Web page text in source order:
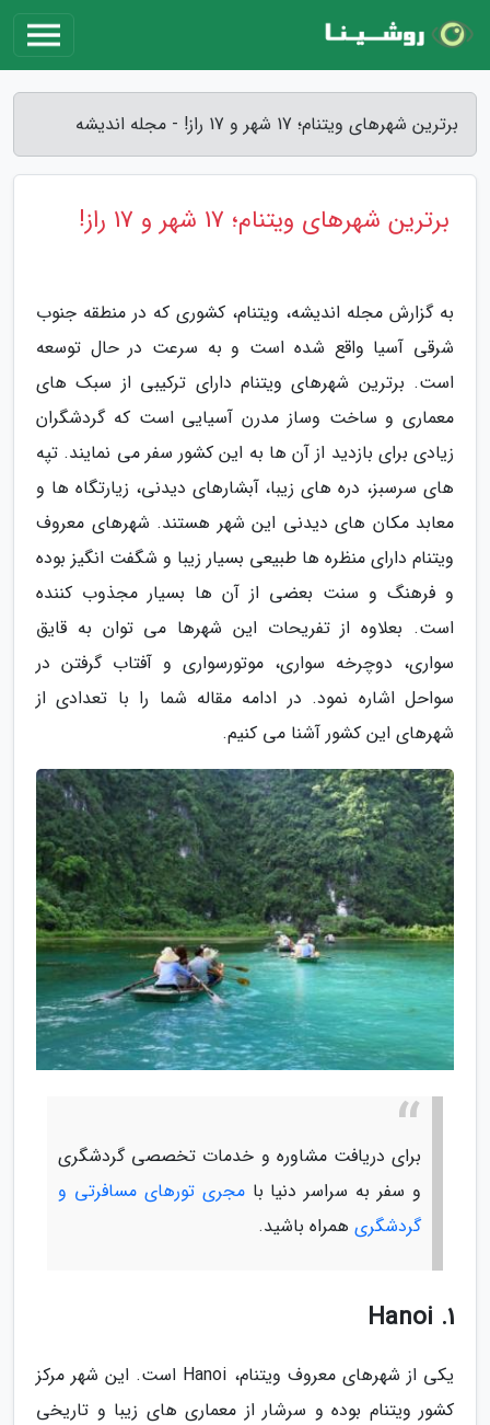
برترین شهرهای ویتنام؛ 17 شهر و 17 راز! - مجله اندیشه
برترین شهرهای ویتنام؛ 17 شهر و 17 راز!
به گزارش مجله اندیشه، ویتنام، کشوری که در منطقه جنوب
شرقی آسیا واقع شده است و به سرعت در حال توسعه
است. برترین شهرهای ویتنام دارای ترکیبی از سبک های
معماری و ساخت وساز مدرن آسیایی است که گردشگران
زیادی برای بازدید از آن ها به این کشور سفر می نمایند. تپه
های سرسبز، دره های زیبا، آبشارهای دیدنی، زیارتگاه ها و
معابد مکان های دیدنی این شهر هستند. شهرهای معروف
ویتنام دارای منظره ها طبیعی بسیار زیبا و شگفت انگیز بوده
و فرهنگ و سنت بعضی از آن ها بسیار مجذوب کننده
است. بعلاوه از تفریحات این شهرها می توان به قایق
سواری، دوچرخه سواری، موتورسواری و آفتاب گرفتن در
سواحل اشاره نمود. در ادامه مقاله شما را با تعدادی از
شهرهای این کشور آشنا می کنیم.
برای دریافت مشاوره و خدمات تخصصی گردشگری
و سفر به سراسر دنیا بامجری تورهای مسافرتی و
گردشگری همراه باشید.
1. Hanoi
یکی از شهرهای معروف ویتنام، Hanoi است. این شهر مرکز
کشور ویتنام بوده و سرشار از معماری های زیبا و تاریخی